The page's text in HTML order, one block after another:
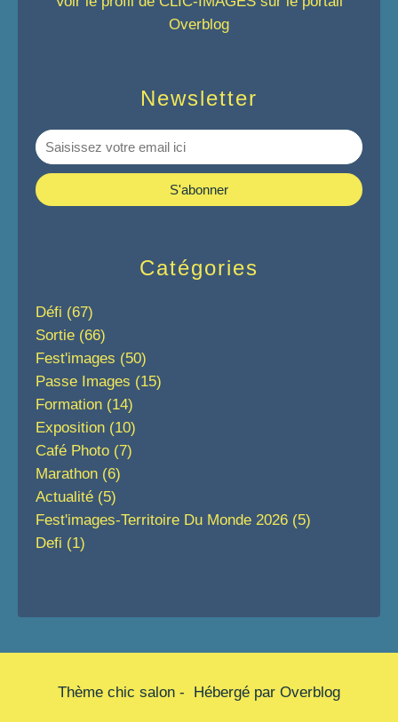
Newsletter
Catégories
Défi (67)
Sortie (66)
Fest'images (50)
Passe Images (15)
Formation (14)
Exposition (10)
Café Photo (7)
Marathon (6)
Actualité (5)
Fest'images-Territoire Du Monde 2026 (5)
Defi (1)
Overblog
Thème chic salon - Hébergé par Overblog